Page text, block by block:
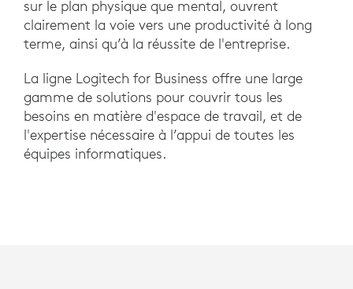
sur le plan physique que mental, ouvrent
clairement la voie vers une productivité à long
terme, ainsi qu’à la réussite de l'entreprise.
La ligne Logitech for Business offre une large
gamme de solutions pour couvrir tous les
besoins en matière d'espace de travail, et de
l'expertise nécessaire à l’appui de toutes les
équipes informatiques.